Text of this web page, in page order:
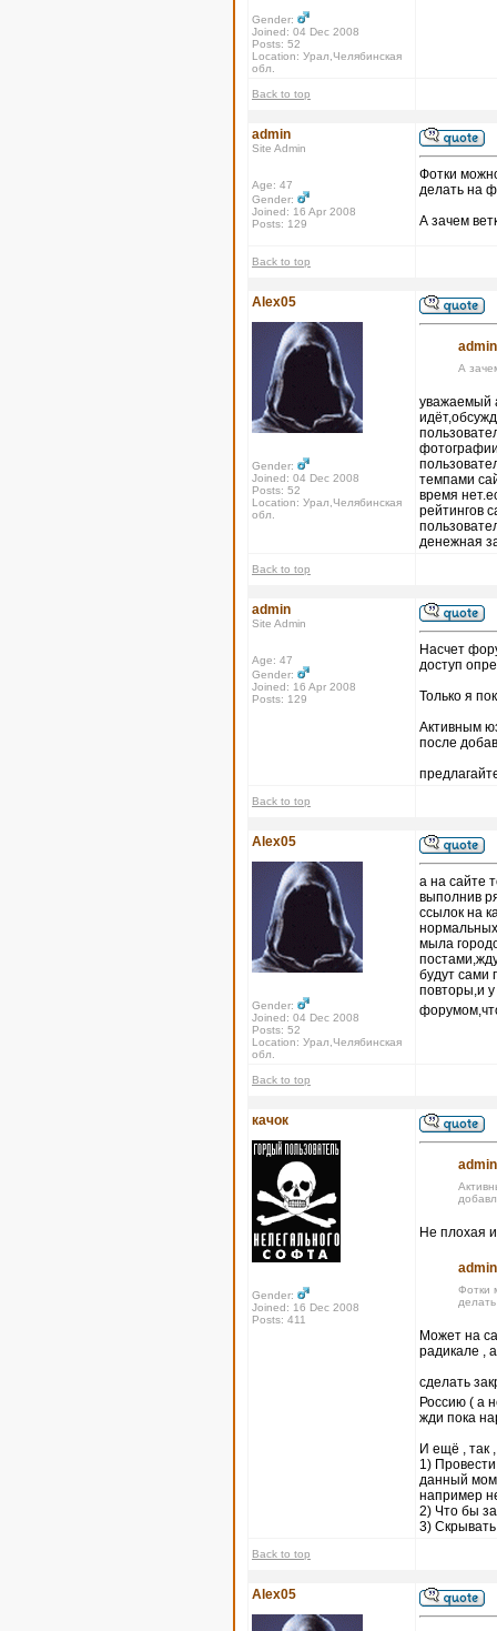
Gender:
Joined: 04 Dec 2008
Posts: 52
Location: Урал,Челябинская
обл.
Back to top
admin
Site Admin
Age: 47
Gender:
Joined: 16 Apr 2008
Posts: 129
Фотки
делать на
А зачем
Back to top
Alex05
Gender:
Joined: 04 Dec 2008
Posts: 52
Location: Урал,Челябинская
обл.
А
уважаемый
темпами
время
рейтингов
денежная
Back to top
admin
Site Admin
Age: 47
Gender:
Joined: 16 Apr 2008
Posts: 129
Насчет
доступ
Только я
Активным
после
Back to top
Alex05
Gender:
Joined: 04 Dec 2008
Posts: 52
Location: Урал,Челябинская
обл.
а на сайте
выполнив
ссылок на
мыла
будут сами
повторы,и
Back to top
качок
Gender:
Joined: 16 Dec 2008
Posts: 411
Не плохая
Фотки
Может на
радикале ,
сделать
Россию ( а
жди пока
И ещё , так
1)
данный
например
2) Что бы
3)
Back to top
Alex05